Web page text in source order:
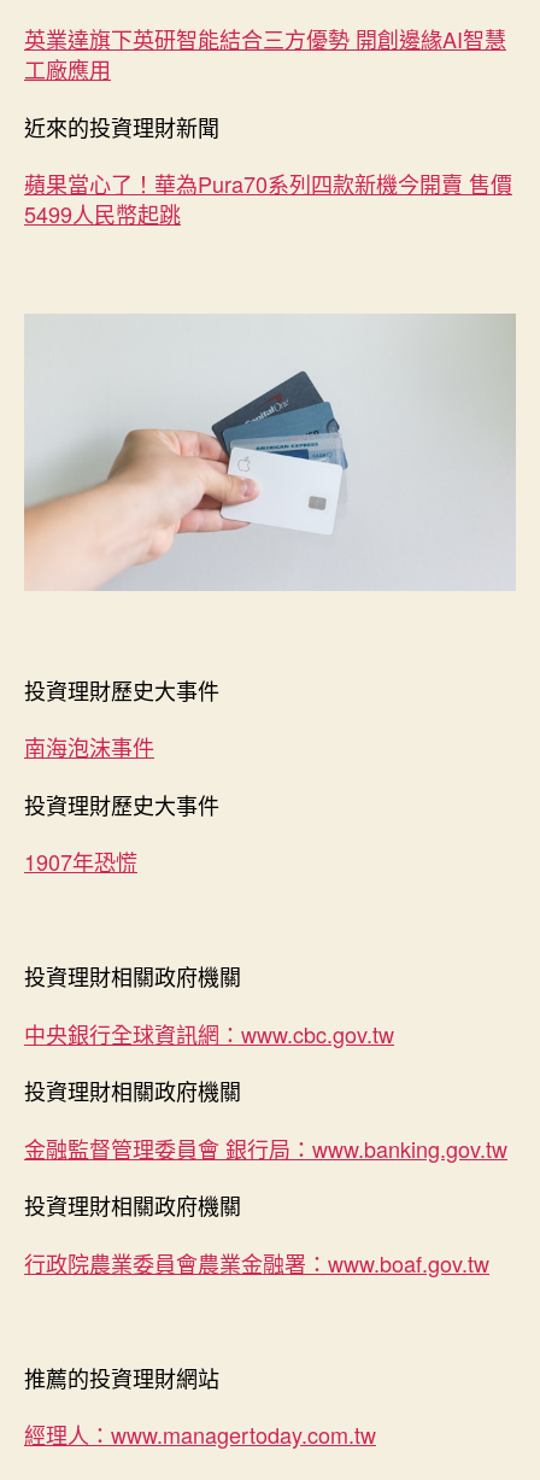
英業達旗下英研智能結合三方優勢 開創邊緣AI智慧
工廠應用
近來的投資理財新聞
蘋果當心了！華為Pura70系列四款新機今開賣 售價
5499人民幣起跳
投資理財歷史大事件
南海泡沫事件
投資理財歷史大事件
1907年恐慌
投資理財相關政府機關
中央銀行全球資訊網：www.cbc.gov.tw
投資理財相關政府機關
金融監督管理委員會 銀行局：www.banking.gov.tw
投資理財相關政府機關
行政院農業委員會農業金融署：www.boaf.gov.tw
推薦的投資理財網站
經理人：www.managertoday.com.tw